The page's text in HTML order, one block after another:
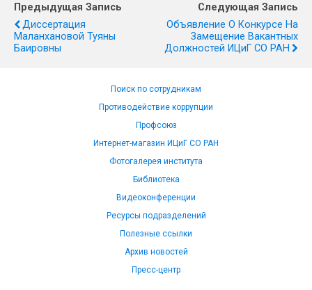
Предыдущая Запись
Диссертация
Маланхановой Туяны
Баировны
Следующая Запись
Объявление О Конкурсе На
Замещение Вакантных
Должностей ИЦиГ СО РАН
Поиск по сотрудникам
Противодействие коррупции
Профсоюз
Интернет-магазин ИЦиГ СО РАН
Фотогалерея института
Библиотека
Видеоконференции
Ресурсы подразделений
Полезные ссылки
Архив новостей
Пресс-центр